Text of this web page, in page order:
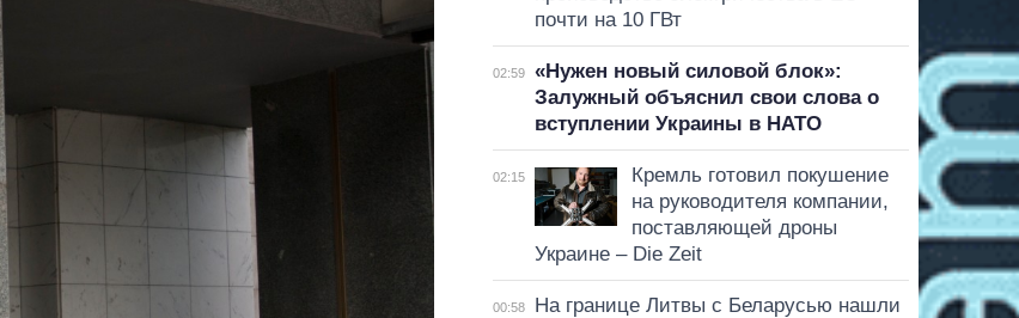
почти на 10 ГВт
02:59
«Нужен новый силовой блок»:
Залужный объяснил свои слова о
вступлении Украины в НАТО
02:15
Кремль готовил покушение
на руководителя компании,
поставляющей дроны
Украине – Die Zeit
00:58
На границе Литвы с Беларусью нашли